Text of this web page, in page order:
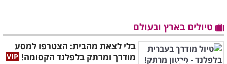
טיולים בארץ ובעולם
בלי לצאת מהבית: הצטרפו למסע
מודרך ומרתק בלפלנד הקסומה!